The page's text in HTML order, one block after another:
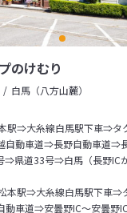
のけむり
白馬（八方山麓）
駅⇒大糸線白馬駅下車⇒タ
動車道⇒長野自動車道⇒
県道33号⇒白馬（長野ICか
本駅⇒大糸線白馬駅下車⇒
動車道⇒安曇野IC～安曇野